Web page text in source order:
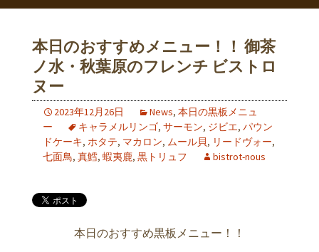
本日のおすすめメニュー！！ 御茶
ノ水・秋葉原のフレンチ ビストロ
ヌー
2023年12月26日 News, 本日の黒板メニュ
ー
キャラメルリンゴ, サーモン, ジビエ, パウン
ドケーキ, ホタテ, マカロン, ムール貝, リードヴォー,
七面鳥, 真鱈, 蝦夷鹿, 黒トリュフ bistrot-nous
本日のおすすめ黒板メニュー！！